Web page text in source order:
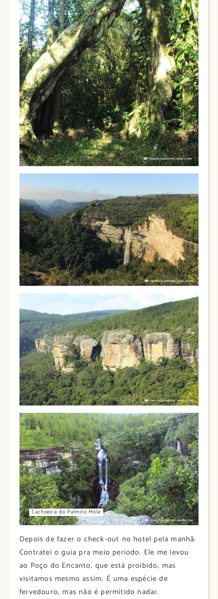
Cachoeira do Palmito Mole
Depois de fazer o check-out no hotel pela manhã.
Contratei o guia pra meio período. Ele me levou
ao Poço do Encanto, que está proibido, mas
visitamos mesmo assim. É uma espécie de
fervedouro, mas não é permitido nadar.